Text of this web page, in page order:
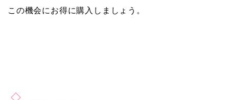
この機会にお得に購入しましょう。